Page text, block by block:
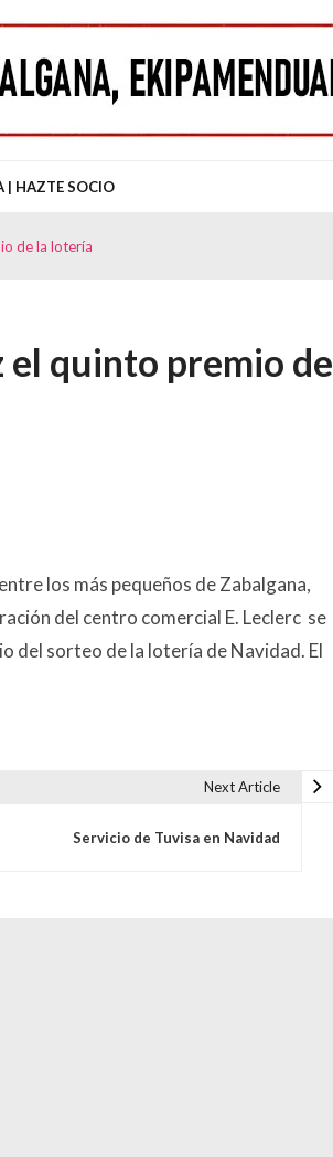
| HAZTE SOCIO
de la lotería
el quinto premio de
los más pequeños de Zabalgana,
del centro comercial E. Leclerc se
del sorteo de la lotería de Navidad. El
Next Article
Servicio de Tuvisa en Navidad